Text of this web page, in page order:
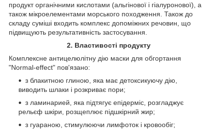
продукт органічними кислотами (альгінової і гіалуронової), а
також мікроелементами морського походження. Також до
складу суміші входить комплекс допоміжних речовин, що
підвищують результативність застосування.
2. Властивості продукту
Комплексне антицелюлітну дію маски для обгортання
"Normal-effect" пов'язано:
з блакитною глиною, яка має детоксикуючу дію,
виводить шлаки і розкриває пори;
з ламинарией, яка підтягує епідерміс, розгладжує
рельєф шкіри, розщеплює підшкірний жир;
з гуараною, стимулюючи лимфоток і кровообіг;